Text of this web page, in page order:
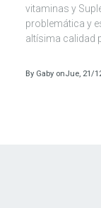
vitaminas y
problemática y
altísima calidad
By Gaby onJue, 21/